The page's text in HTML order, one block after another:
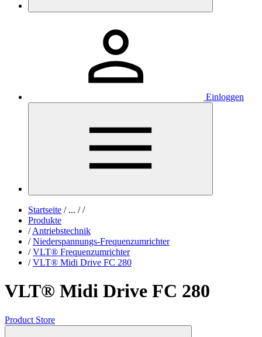
Einloggen
Startseite /... / /
Produkte
/ Antriebstechnik
/ Niederspannungs-Frequenzumrichter
/ VLT® Frequenzumrichter
/ VLT® Midi Drive FC 280
VLT® Midi Drive FC 280
Product Store